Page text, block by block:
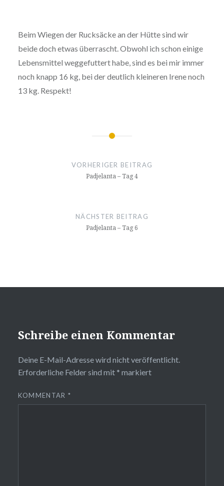
Beim Wiegen der Rucksäcke an der Hütte sind wir
beide doch etwas überrascht. Obwohl ich schon einige
Lebensmittel weggefuttert habe, sind es bei mir immer
noch knapp 16 kg, bei der deutlich kleineren Irene noch
13 kg. Respekt!
Beitragsnavigation
VORHERIGER BEITRAG
Padjelanta – Tag 4
NÄCHSTER BEITRAG
Padjelanta – Tag 6
Schreibe einen Kommentar
Deine E-Mail-Adresse wird nicht veröffentlicht.
Erforderliche Felder sind mit * markiert
KOMMENTAR *